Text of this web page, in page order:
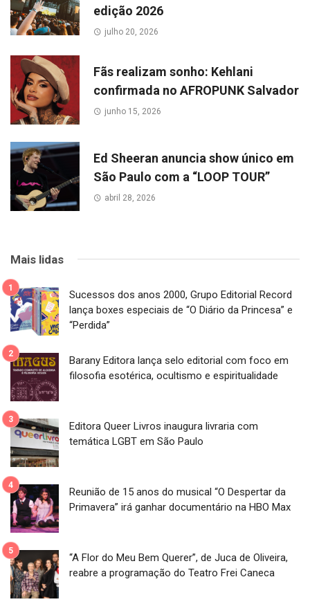
edição 2026
julho 20, 2026
Fãs realizam sonho: Kehlani
confirmada no AFROPUNK Salvador
junho 15, 2026
Ed Sheeran anuncia show único em
São Paulo com a “LOOP TOUR”
abril 28, 2026
Mais lidas
Sucessos dos anos 2000, Grupo Editorial Record
lança boxes especiais de “O Diário da Princesa” e
“Perdida”
Barany Editora lança selo editorial com foco em
filosofia esotérica, ocultismo e espiritualidade
Editora Queer Livros inaugura livraria com
temática LGBT em São Paulo
Reunião de 15 anos do musical “O Despertar da
Primavera” irá ganhar documentário na HBO Max
“A Flor do Meu Bem Querer”, de Juca de Oliveira,
reabre a programação do Teatro Frei Caneca